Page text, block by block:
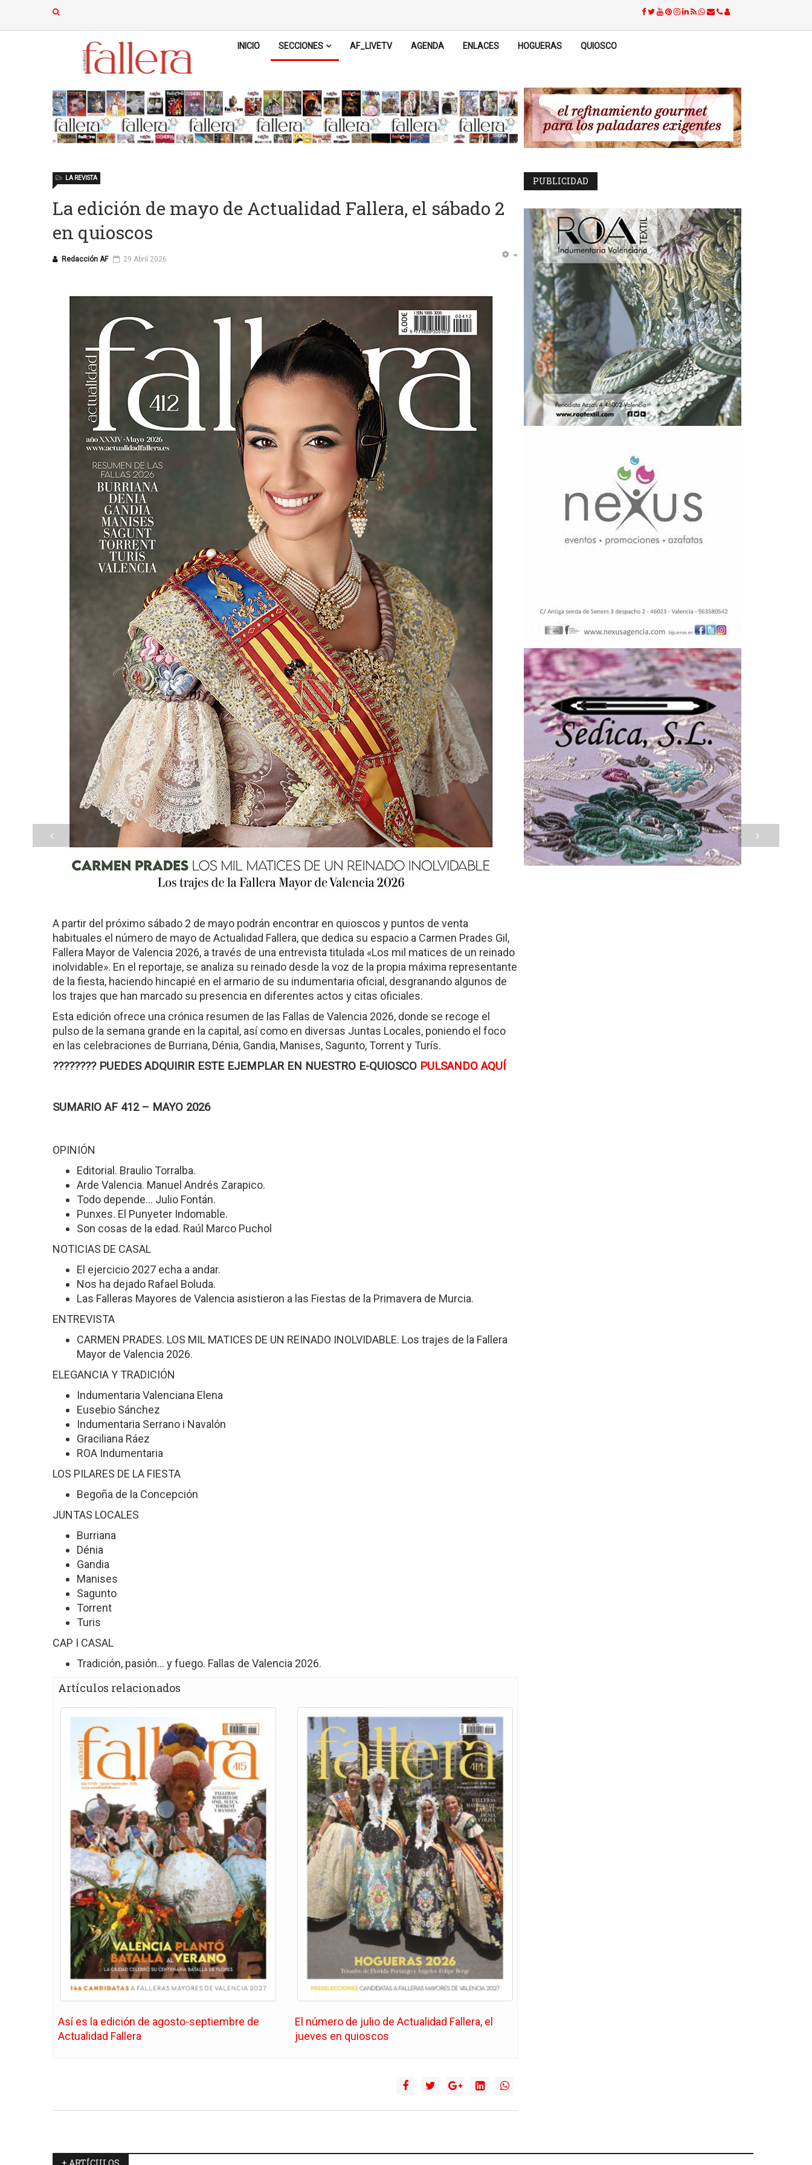
INICIO SECCIONES AF_LIVETV AGENDA ENLACES HOGUERAS QUIOSCO
La edición de mayo de Actualidad Fallera, el sábado 2
en quioscos
Redacción AF
LA REVISTA
29 Abril 2026
A partir del próximo sábado 2 de mayo podrán encontrar en quioscos y puntos de venta
habituales el número de mayo de Actualidad Fallera, que dedica su espacio a Carmen Prades Gil,
Fallera Mayor de Valencia 2026, a través de una entrevista titulada «Los mil matices de un reinado
inolvidable». En el reportaje, se analiza su reinado desde la voz de la propia máxima representante
de la fiesta, haciendo hincapié en el armario de su indumentaria oficial, desgranando algunos de
los trajes que han marcado su presencia en diferentes actos y citas oficiales.
Esta edición ofrece una crónica resumen de las Fallas de Valencia 2026, donde se recoge el
pulso de la semana grande en la capital, así como en diversas Juntas Locales, poniendo el foco
en las celebraciones de Burriana, Dénia, Gandia, Manises, Sagunto, Torrent y Turís.
???????? PUEDES ADQUIRIR ESTE EJEMPLAR EN NUESTRO E-QUIOSCO PULSANDO AQUÍ
SUMARIO AF 412 – MAYO 2026
OPINIÓN
Editorial. Braulio Torralba.
Arde Valencia. Manuel Andrés Zarapico.
Todo depende... Julio Fontán.
Punxes. El Punyeter Indomable.
Son cosas de la edad. Raúl Marco Puchol
NOTICIAS DE CASAL
El ejercicio 2027 echa a andar.
Nos ha dejado Rafael Boluda.
Las Falleras Mayores de Valencia asistieron a las Fiestas de la Primavera de Murcia.
ENTREVISTA
CARMEN PRADES. LOS MIL MATICES DE UN REINADO INOLVIDABLE. Los trajes de la Fallera
Mayor de Valencia 2026.
ELEGANCIA Y TRADICIÓN
Indumentaria Valenciana Elena
Eusebio Sánchez
Indumentaria Serrano i Navalón
Graciliana Ráez
ROA Indumentaria
LOS PILARES DE LA FIESTA
Begoña de la Concepción
JUNTAS LOCALES
Burriana
Dénia
Gandia
Manises
Sagunto
Torrent
Turis
CAP I CASAL
Tradición, pasión… y fuego. Fallas de Valencia 2026.
Artículos relacionados
Así es la edición de agosto-septiembre de
Actualidad Fallera
El número de julio de Actualidad Fallera, el
jueves en quioscos
PUBLICIDAD